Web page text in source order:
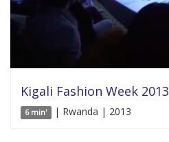
Kigali Fashion Week 2013
6 min' | Rwanda | 2013